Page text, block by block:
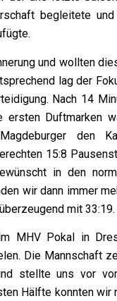
begleitete
und wollten
lag der
Nach 14
Duftmarken
den
15:8
in den
wir dann immer
mit 33:19.
MHV Pokal in
Die Mannschaft
stellte uns vor
Hälfte konnten wir